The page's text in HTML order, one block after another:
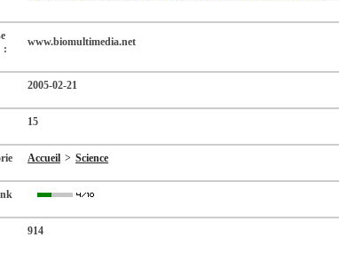
:
www.biomultimedia.net
2005-02-21
15
Accueil > Science
914